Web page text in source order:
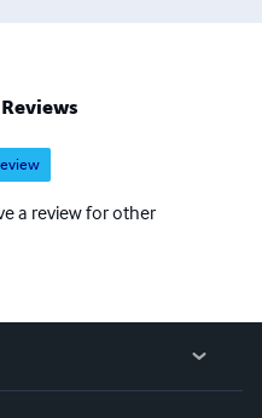
a review for other